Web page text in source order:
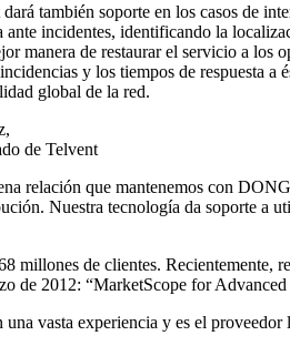
también soporte en los casos de
ante incidentes, identificando la
manera de restaurar el servicio a
y los tiempos de respuesta a
global de la red.
de Telvent
relación que mantenemos con
Nuestra tecnología da soporte a
millones de clientes. Recientemente,
de 2012: “MarketScope for
vasta experiencia y es el